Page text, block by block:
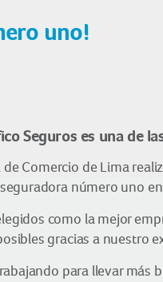
uno!
Seguros es una de
Comercio de Lima
número uno
como la mejor
gracias a nuestro
para llevar